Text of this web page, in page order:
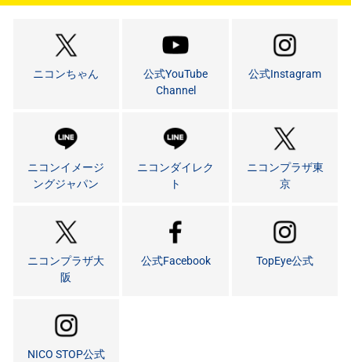
ニコンちゃん
公式YouTube
Channel
公式Instagram
ニコンイメージ
ングジャパン
ニコンダイレク
ト
ニコンプラザ東
京
ニコンプラザ大
阪
公式Facebook TopEye公式
NICO STOP公式